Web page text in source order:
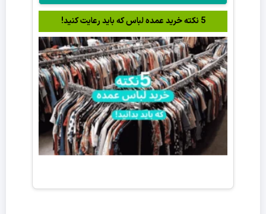
5 نکته خرید عمده لباس که باید رعایت کنید!